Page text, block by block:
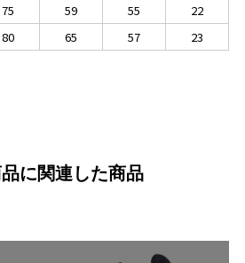
75 59 55
22
80 65 57 23
に関連した商品